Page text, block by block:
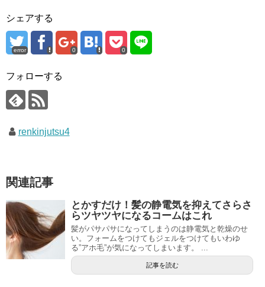
シェアする
error 0 0
フォローする
renkinjutsu4
関連記事
とかすだけ！髪の静電気を抑えてさらさ
らツヤツヤになるコームはこれ
髪がパサパサになってしまうのは静電気と乾燥のせ
い。フォームをつけてもジェルをつけてもいわゆ
る”アホ毛”が気になってしまいます。 ...
記事を読む